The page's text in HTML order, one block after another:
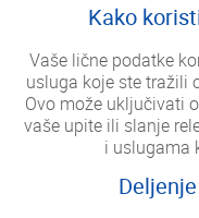
Kako
Vaše lične podatke
usluga koje ste tražili
Ovo može uključivati
vaše upite ili slanje
i uslugama